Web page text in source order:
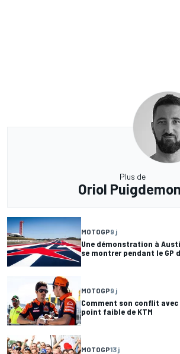
Plus de
Oriol
MOTOGP9 j
Une démonstration à
se montrer pendant le GP
MOTOGP9 j
Comment son conflit avec
point faible de KTM
MOTOGP13 j